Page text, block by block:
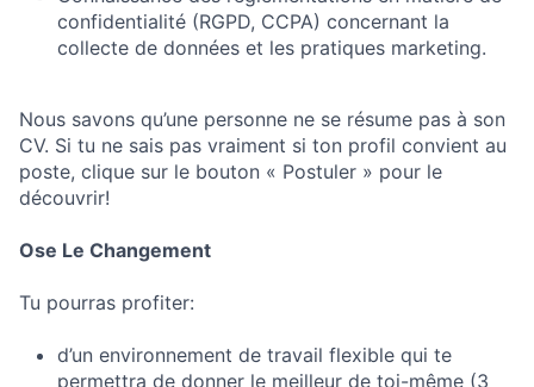
confidentialité (RGPD, CCPA) concernant la
collecte de données et les pratiques marketing.
Nous savons qu’une personne ne se résume pas à son
CV. Si tu ne sais pas vraiment si ton profil convient au
poste, clique sur le bouton « Postuler » pour le
découvrir!
Ose Le Changement
Tu pourras profiter:
d’un environnement de travail flexible qui te
permettra de donner le meilleur de toi-même (3